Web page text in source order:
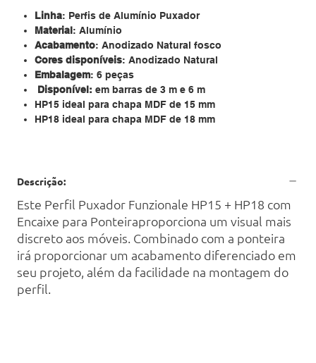
Linha: Perfis de Alumínio Puxador
Material: Alumínio
Acabamento: Anodizado Natural fosco
Cores disponíveis: Anodizado Natural
Embalagem: 6 peças
Disponível: em barras de 3 m e 6 m
HP15 ideal para chapa MDF de 15 mm
HP18 ideal para chapa MDF de 18 mm
Descrição:
Este Perfil Puxador Funzionale HP15 + HP18 com
Encaixe para Ponteiraproporciona um visual mais
discreto aos móveis. Combinado com a ponteira
irá proporcionar um acabamento diferenciado em
seu projeto, além da facilidade na montagem do
perfil.